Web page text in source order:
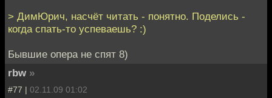
> ДимЮрич, насчёт читать - понятно. Поделись -
когда спать-то успеваешь? :)
Бывшие опера не спят 8)
rbw »
#77 | 02.11.09 01:02